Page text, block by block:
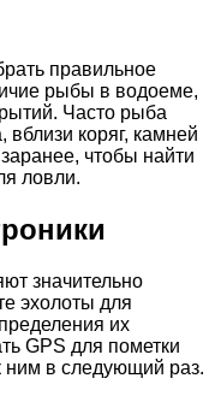
правильное
рыбы в водоеме,
Часто рыба
вблизи коряг, камней
чтобы найти
ловли.
значительно
эхолоты для
их
GPS для пометки
ним в следующий раз.